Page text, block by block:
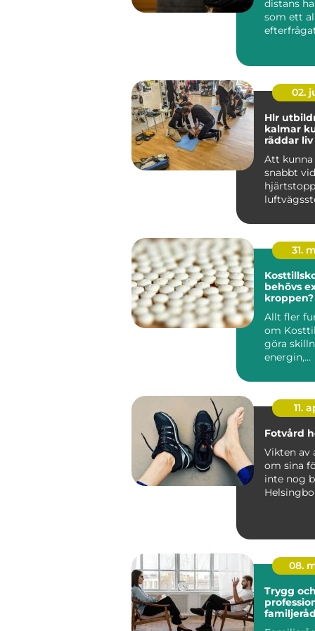
distans
som ett
02.
Hlr
kalmar kunskap som
räddar liv
Att kunna
snabbt
liv och...
31.
Kosttillskott
behövs
kroppen?
Allt fler
om
göra
energin,
det
11.
Fotvård
Vikten av
om sina
inte nog
08.
Trygg och